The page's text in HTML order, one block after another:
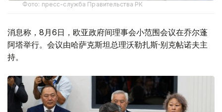
Фото: пресс-служба Правительства РК
消息称，8月6日，欧亚政府间理事会小范围会议在乔尔蓬
阿塔举行。会议由哈萨克斯坦总理沃勒扎斯·别克帖诺夫主
持。